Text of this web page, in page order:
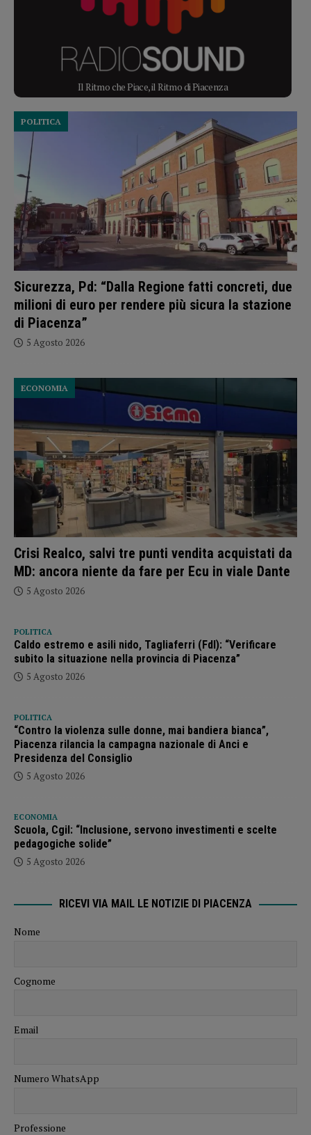
Il Ritmo che Piace, il Ritmo di Piacenza
Sicurezza, Pd: “Dalla Regione fatti concreti, due
milioni di euro per rendere più sicura la stazione
di Piacenza”
POLITICA
5 Agosto 2026
Crisi Realco, salvi tre punti vendita acquistati da
MD: ancora niente da fare per Ecu in viale Dante
ECONOMIA
5 Agosto 2026
POLITICA
Caldo estremo e asili nido, Tagliaferri (FdI): “Verificare
subito la situazione nella provincia di Piacenza”
5 Agosto 2026
POLITICA
“Contro la violenza sulle donne, mai bandiera bianca”,
Piacenza rilancia la campagna nazionale di Anci e
Presidenza del Consiglio
5 Agosto 2026
ECONOMIA
Scuola, Cgil: “Inclusione, servono investimenti e scelte
pedagogiche solide”
5 Agosto 2026
RICEVI VIA MAIL LE NOTIZIE DI PIACENZA
Nome
Cognome
Email
Numero WhatsApp
Professione